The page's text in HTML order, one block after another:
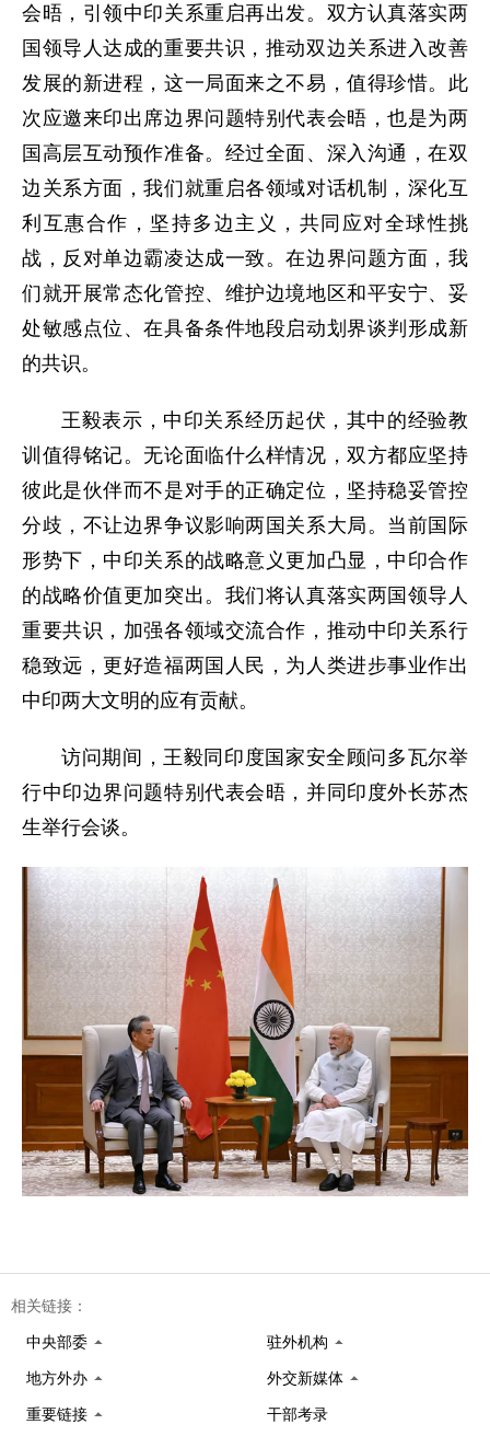
会晤，引领中印关系重启再出发。双方认真落实两
国领导人达成的重要共识，推动双边关系进入改善
发展的新进程，这一局面来之不易，值得珍惜。此
次应邀来印出席边界问题特别代表会晤，也是为两
国高层互动预作准备。经过全面、深入沟通，在双
边关系方面，我们就重启各领域对话机制，深化互
利互惠合作，坚持多边主义，共同应对全球性挑
战，反对单边霸凌达成一致。在边界问题方面，我
们就开展常态化管控、维护边境地区和平安宁、妥
处敏感点位、在具备条件地段启动划界谈判形成新
的共识。
王毅表示，中印关系经历起伏，其中的经验教
训值得铭记。无论面临什么样情况，双方都应坚持
彼此是伙伴而不是对手的正确定位，坚持稳妥管控
分歧，不让边界争议影响两国关系大局。当前国际
形势下，中印关系的战略意义更加凸显，中印合作
的战略价值更加突出。我们将认真落实两国领导人
重要共识，加强各领域交流合作，推动中印关系行
稳致远，更好造福两国人民，为人类进步事业作出
中印两大文明的应有贡献。
访问期间，王毅同印度国家安全顾问多瓦尔举
行中印边界问题特别代表会晤，并同印度外长苏杰
生举行会谈。
相关链接：
中央部委 驻外机构
地方外办 外交新媒体
重要链接 干部考录